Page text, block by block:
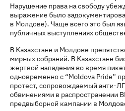
Нарушение права на свободу
выражение было
в Молдове). Чаще всего это был
публичных выступлениях
В Казахстане и Молдове
мирных собраний. В Казахстане
жертвой нападения во время
одновременно с “Moldova Pride”
протест, сопровождаемый анти-
обвинениями в распространении
предвыборной кампании в